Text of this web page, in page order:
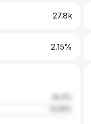
27.8k
2.15%